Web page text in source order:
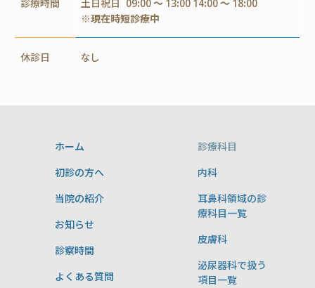
診療時間
土日祝日 09:00 ～ 13:00 14:00 ～ 18:00
※現在時短診療中
休診日 なし
ホーム
初診の方へ
当院の紹介
お知らせ
診察時間
よくある質問
診療科目
内科
耳鼻科領域の診
療科目一覧
皮膚科
泌尿器科で扱う
項目一覧